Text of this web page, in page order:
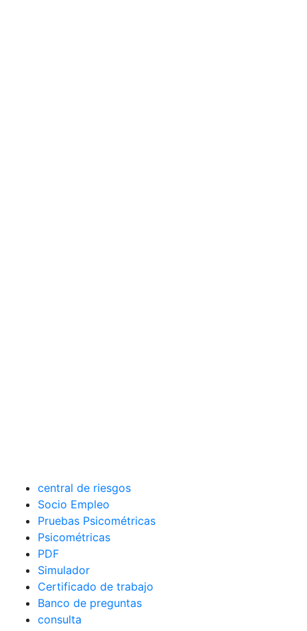
central de riesgos
Socio Empleo
Pruebas Psicométricas
Psicométricas
PDF
Simulador
Certificado de trabajo
Banco de preguntas
consulta